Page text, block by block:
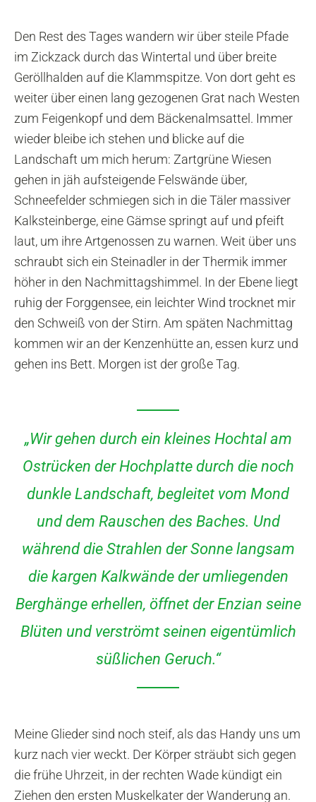
Den Rest des Tages wandern wir über steile Pfade
im Zickzack durch das Wintertal und über breite
Geröllhalden auf die Klammspitze. Von dort geht es
weiter über einen lang gezogenen Grat nach Westen
zum Feigenkopf und dem Bäckenalmsattel. Immer
wieder bleibe ich stehen und blicke auf die
Landschaft um mich herum: Zartgrüne Wiesen
gehen in jäh aufsteigende Felswände über,
Schneefelder schmiegen sich in die Täler massiver
Kalksteinberge, eine Gämse springt auf und pfeift
laut, um ihre Artgenossen zu warnen. Weit über uns
schraubt sich ein Steinadler in der Thermik immer
höher in den Nachmittagshimmel. In der Ebene liegt
ruhig der Forggensee, ein leichter Wind trocknet mir
den Schweiß von der Stirn. Am späten Nachmittag
kommen wir an der Kenzenhütte an, essen kurz und
gehen ins Bett. Morgen ist der große Tag.
„Wir gehen durch ein kleines Hochtal am
Ostrücken der Hochplatte durch die noch
dunkle Landschaft, begleitet vom Mond
und dem Rauschen des Baches. Und
während die Strahlen der Sonne langsam
die kargen Kalkwände der umliegenden
Berghänge erhellen, öffnet der Enzian seine
Blüten und verströmt seinen eigentümlich
süßlichen Geruch.“
Meine Glieder sind noch steif, als das Handy uns um
kurz nach vier weckt. Der Körper sträubt sich gegen
die frühe Uhrzeit, in der rechten Wade kündigt ein
Ziehen den ersten Muskelkater der Wanderung an.